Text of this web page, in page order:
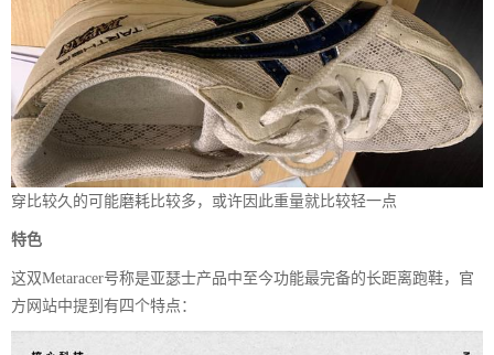
穿比较久的可能磨耗比较多，或许因此重量就比较轻一点
特色
这双Metaracer号称是亚瑟士产品中至今功能最完备的长距离跑鞋，官
方网站中提到有四个特点：